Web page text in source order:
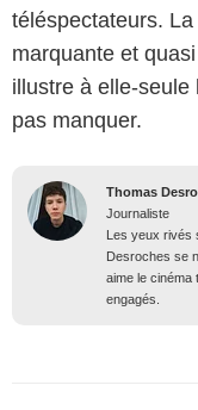
téléspectateurs.
marquante et
illustre à elle-
pas manquer.
Thomas
Journaliste
Les yeux rivés
Desroches se
aime le cinéma
engagés.